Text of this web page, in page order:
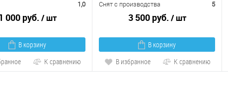
1,0
000 руб. / шт
В корзину
К сравнению
Снят с производства
5
3 500 руб. / шт
В корзину
В избранное
К сравнению